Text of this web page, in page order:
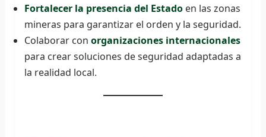
Fortalecer la presencia del Estadoen las zonas
mineras para garantizar el orden y la seguridad.
Colaborar con organizaciones internacionales
para crear soluciones de seguridad adaptadas a
la realidad local.